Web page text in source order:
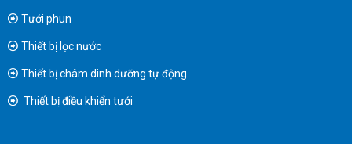
Tưới phun
Thiết bị lọc nước
Thiết bị châm dinh dưỡng tự động
Thiết bị điều khiển tưới